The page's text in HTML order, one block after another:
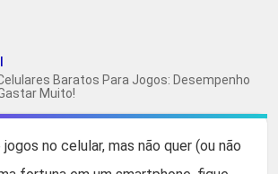
Baratos Para Jogos: Desempenho
Muito!
no celular, mas não quer (ou não